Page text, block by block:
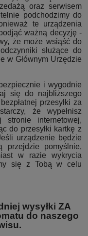
oraz serwisem
podchodzimy do
te urządzenia
ważną decyzję -
że może wsiąść do
służące do
w Głównym Urzędzie
i wygodnie
się do najbliższego
przesyłki za
że wypełnisz
stronie internetowej,
do przesyłki kartkę z
urządzenie będzie
przejdzie pomyślnie,
w razie wykrycia
się z Tobą w celu
wysyłki ZA
do naszego